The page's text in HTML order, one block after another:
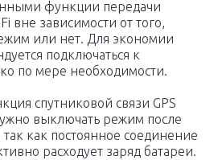
функции передачи
вне зависимости от того,
или нет. Для экономии
подключаться к
по мере необходимости.
спутниковой связи GPS
выключать режим после
так как постоянное соединение
расходует заряд батареи.